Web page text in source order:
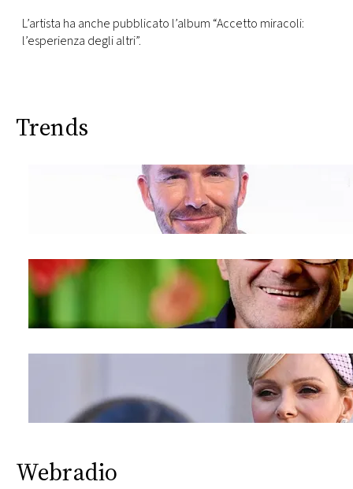
RMC
CONSIGLIA
L’artista ha anche pubblicato l’album “Accetto miracoli:
l’esperienza degli altri”.
Trends
Webradio